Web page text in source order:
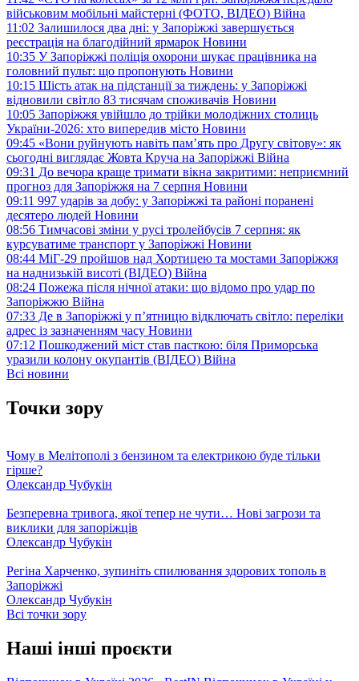
військовим мобільні майстерні (ФОТО, ВІДЕО) Війна
11:02 Залишилося два дні: у Запоріжжі завершується
реєстрація на благодійний ярмарок Новини
10:35 У Запоріжжі поліція охорони шукає працівника на
головний пульт: що пропонують Новини
10:15 Шість атак на підстанції за тиждень: у Запоріжжі
відновили світло 83 тисячам споживачів Новини
10:05 Запоріжжя увійшло до трійки молодіжних столиць
України-2026: хто випередив місто Новини
09:45 «Вони руйнують навіть пам’ять про Другу світову»: як
сьогодні виглядає Жовта Круча на Запоріжжі Війна
09:31 До вечора краще тримати вікна закритими: неприємний
прогноз для Запоріжжя на 7 серпня Новини
09:11 997 ударів за добу: у Запоріжжі та районі поранені
десятеро людей Новини
08:56 Тимчасові зміни у русі тролейбусів 7 серпня: як
курсуватиме транспорт у Запоріжжі Новини
08:44 МіГ-29 пройшов над Хортицею та мостами Запоріжжя
на наднизькій висоті (ВІДЕО) Війна
08:24 Пожежа після нічної атаки: що відомо про удар по
Запоріжжю Війна
07:33 Де в Запоріжжі у п’ятницю відключать світло: переліки
адрес із зазначенням часу Новини
07:12 Пошкоджений міст став пасткою: біля Приморська
уразили колону окупантів (ВІДЕО) Війна
Всі новини
Точки зору
Чому в Мелітополі з бензином та електрикою буде тільки
гірше?
Олександр Чубукін
Безперевна тривога, якої тепер не чути… Нові загрози та
виклики для запоріжців
Олександр Чубукін
Регіна Харченко, зупиніть спилювання здорових тополь в
Запоріжжі
Олександр Чубукін
Всі точки зору
Наші інші проєкти